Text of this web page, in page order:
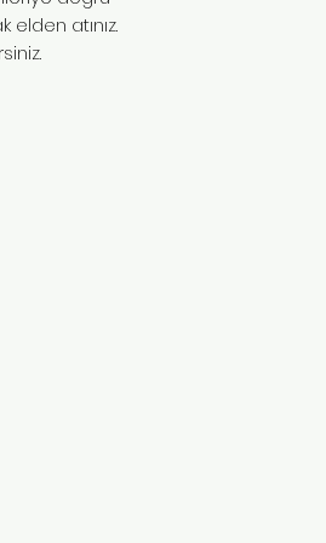
atınız.